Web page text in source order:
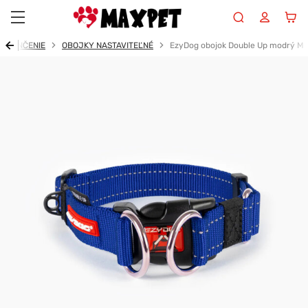
VENČENIE OBOJKY NASTAVITEĽNÉ EzyDog obojok Double Up modrý M